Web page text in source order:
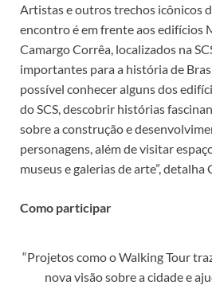
Artistas e outros trechos icônicos
encontro é em frente aos edifícios
Camargo Corrêa, localizados na
importantes para a história de
possível conhecer alguns dos
do SCS, descobrir histórias
sobre a construção e
personagens, além de visitar
museus e galerias de arte”, detalha
Como participar
“Projetos como o Walking Tour
nova visão sobre a cidade e